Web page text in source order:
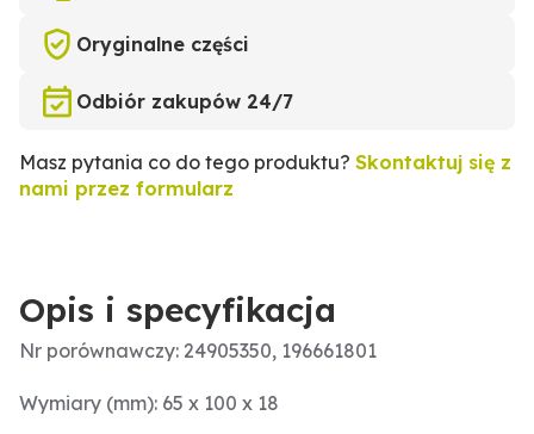
Oryginalne części
Odbiór zakupów 24/7
Masz pytania co do tego produktu? Skontaktuj się z
nami przez formularz
Opis i specyfikacja
Nr porównawczy: 24905350, 196661801
Wymiary (mm): 65 x 100 x 18